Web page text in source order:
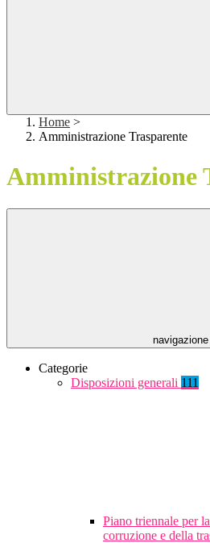
Home >
Amministrazione Trasparente
Amministrazione
navigazione
Categorie
Disposizioni generali 111
Piano triennale per
corruzione e della